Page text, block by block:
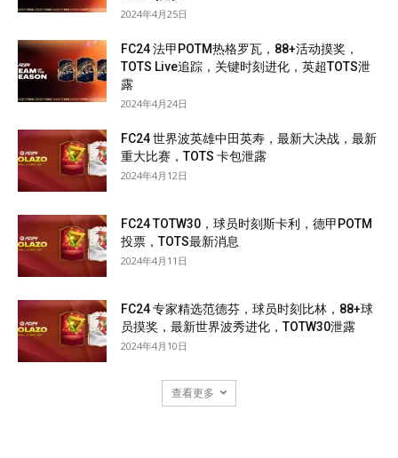
2024年4月25日
FC24 法甲POTM热格罗瓦，88+活动摸奖，
TOTS Live追踪，关键时刻进化，英超TOTS泄
露
2024年4月24日
FC24 世界波英雄中田英寿，最新大决战，最新
重大比赛，TOTS 卡包泄露
2024年4月12日
FC24 TOTW30，球员时刻斯卡利，德甲POTM
投票，TOTS最新消息
2024年4月11日
FC24 专家精选范德芬，球员时刻比林，88+球
员摸奖，最新世界波秀进化，TOTW30泄露
2024年4月10日
查看更多